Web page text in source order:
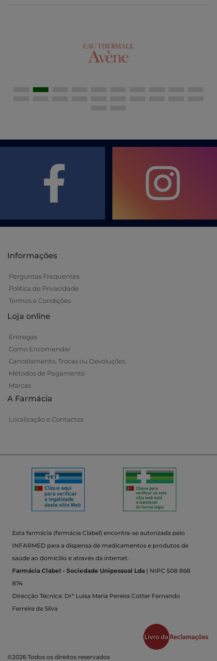
Informações
Perguntas Frequentes
Política de Privacidade
Termos e Condições
Loja online
Entregas
Como Encomendar
Cancelamento, Trocas ou Devoluções
Métodos de Pagamento
Marcas
A Farmácia
Localização e Contactos
Esta farmácia (farmácia Clabel) encontra-se autorizada pelo
INFARMED para a dispensa de medicamentos e produtos de
saúde ao domicílio e através da internet.
Farmácia Clabel - Sociedade Unipessoal Lda | NIPC 508 868
874
Direcção Técnica: Drª Luísa Maria Pereira Cotter Fernando
Ferreira da Silva
©2026 Todos os direitos reservados